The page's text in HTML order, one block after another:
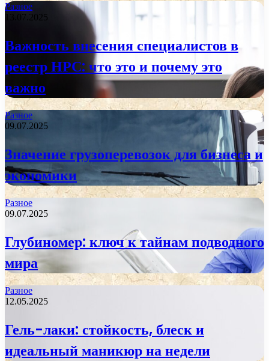
Разное
13.07.2025
Важность внесения специалистов в
реестр НРС: что это и почему это
важно
Разное
09.07.2025
Значение грузоперевозок для бизнеса и
экономики
Разное
09.07.2025
Глубиномер: ключ к тайнам подводного
мира
Разное
12.05.2025
Гель-лаки: стойкость, блеск и
идеальный маникюр на недели